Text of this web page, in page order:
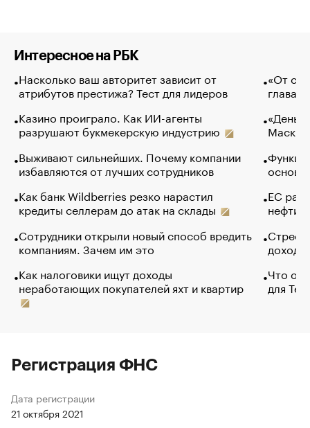
Интересное на РБК
Насколько ваш авторитет зависит от
атрибутов престижа? Тест для лидеров
Казино проиграло. Как ИИ-агенты
разрушают букмекерскую индустрию
Выживают сильнейших. Почему компании
избавляются от лучших сотрудников
Как банк Wildberries резко нарастил
кредиты селлерам до атак на склады
Сотрудники открыли новый способ вредить
компаниям. Зачем им это
Как налоговики ищут доходы
неработающих покупателей яхт и квартир
«От
глава
Маск в
основ
ЕС
нефти
Что
для
Регистрация ФНС
Дата регистрации
21 октября 2021